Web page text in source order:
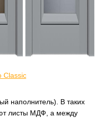
Classic
наполнитель). В таких
листы МДФ, а между